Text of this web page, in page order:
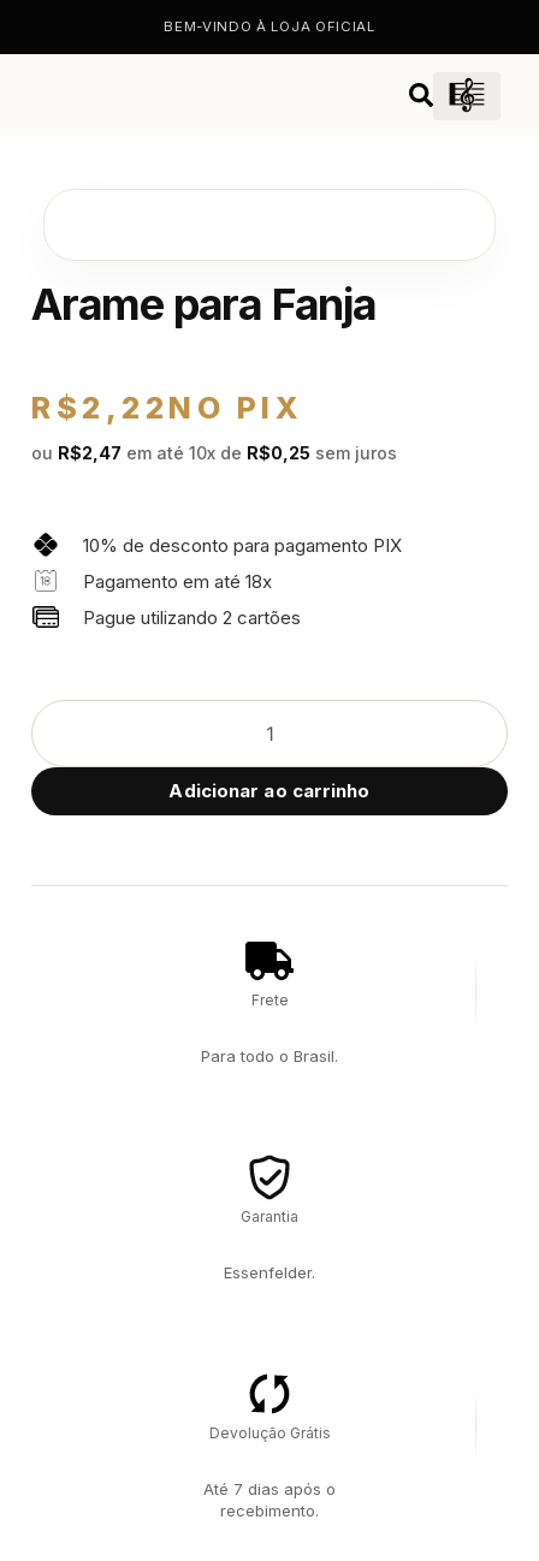
BEM-VINDO À LOJA OFICIAL
Arame para Fanja
R$ 2,22 NO PIX
ou R$2,47 em até 10x de R$0,25 sem juros
10% de desconto para pagamento PIX
Pagamento em até 18x
Pague utilizando 2 cartões
Adicionar ao carrinho
Frete
Para todo o Brasil.
Garantia
Essenfelder.
Devolução Grátis
Até 7 dias após o
recebimento.